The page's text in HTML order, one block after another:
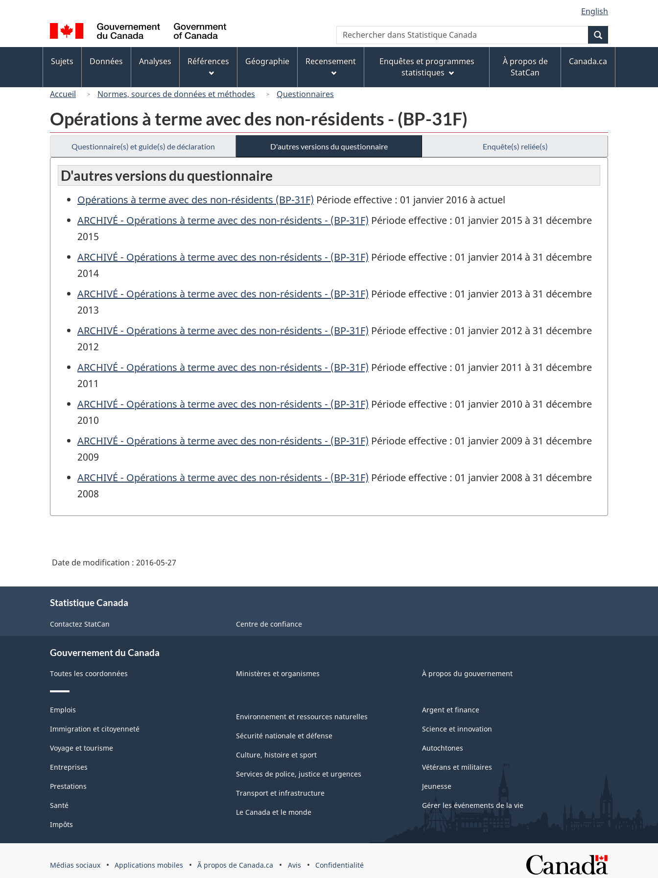
au
contenu
principal
« À
propos
de
ce
version
HTML
simplifiée
de
la
langue
English
Canada
Recherche
Rechercher
dans
Canada
des
Sujets Données Analyses Références Géographie Recensement
Enquêtes et programmes
statistiques
À propos de
StatCan
Canada.ca
Accueil Normes, sources de données et méthodes Questionnaires
Opérations à terme avec des non-résidents - (BP-31F)
Questionnaire(s) et guide(s) de déclaration D'autres versions du questionnaire Enquête(s) reliée(s)
D'autres versions du questionnaire
Opérations à terme avec des non-résidents (BP-31F) Période effective : 01 janvier 2016 à actuel
ARCHIVÉ - Opérations à terme avec des non-résidents - (BP-31F) Période effective : 01 janvier 2015 à 31 décembre
2015
ARCHIVÉ - Opérations à terme avec des non-résidents - (BP-31F) Période effective : 01 janvier 2014 à 31 décembre
2014
ARCHIVÉ - Opérations à terme avec des non-résidents - (BP-31F) Période effective : 01 janvier 2013 à 31 décembre
2013
ARCHIVÉ - Opérations à terme avec des non-résidents - (BP-31F) Période effective : 01 janvier 2012 à 31 décembre
2012
ARCHIVÉ - Opérations à terme avec des non-résidents - (BP-31F) Période effective : 01 janvier 2011 à 31 décembre
2011
ARCHIVÉ - Opérations à terme avec des non-résidents - (BP-31F) Période effective : 01 janvier 2010 à 31 décembre
2010
ARCHIVÉ - Opérations à terme avec des non-résidents - (BP-31F) Période effective : 01 janvier 2009 à 31 décembre
2009
ARCHIVÉ - Opérations à terme avec des non-résidents - (BP-31F) Période effective : 01 janvier 2008 à 31 décembre
2008
Date de modification : 2016-05-27
Statistique Canada
Contactez StatCan Centre de confiance
Gouvernement du Canada
Toutes les coordonnées Ministères et organismes À propos du gouvernement
Thèmes
sujets
Emplois
Immigration et citoyenneté
Voyage et tourisme
Entreprises
Prestations
Santé
Impôts
Environnement et ressources naturelles
Sécurité nationale et défense
Culture, histoire et sport
Services de police, justice et urgences
Transport et infrastructure
Le Canada et le monde
Argent et finance
Science et innovation
Autochtones
Vétérans et militaires
Jeunesse
Gérer les événements de la vie
Organisation
Médias sociaux Applications mobiles Ã propos de Canada.ca Avis Confidentialité